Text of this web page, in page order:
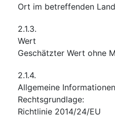
Ort im betreffenden Land
2.1.3.
Wert
Geschätzter Wert ohne
2.1.4.
Allgemeine Informationen
Rechtsgrundlage:
Richtlinie 2014/24/EU